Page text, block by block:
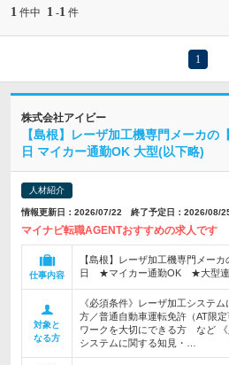
1 件中 1 -1 件
1
株式会社アイビー
【島根】レーザ加工機専門メーカ
日 マイカー通勤OK 大型(以下略)
人材紹介
情報更新日：2026/07/22 終了予定日：2026/08/
マイナビ転職AGENTおすすめの求人です
仕事内容
【島根】レーザ加工機専門メー
日 ★マイカー通勤OK ★大型
対象と
なる方
《必須条件》レーザ加工システ
方／普通自動車運転免許（AT限
ワークを大切にできる方 など
システムに関する知見・…